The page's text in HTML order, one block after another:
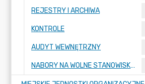
REJESTRY I ARCHIWA
KONTROLE
AUDYT WEWNĘTRZNY
NABORY NA WOLNE STANOWISKA PRACY